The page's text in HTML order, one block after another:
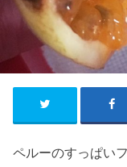
ペルーのすっぱい